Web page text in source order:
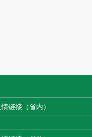
链接（省内）